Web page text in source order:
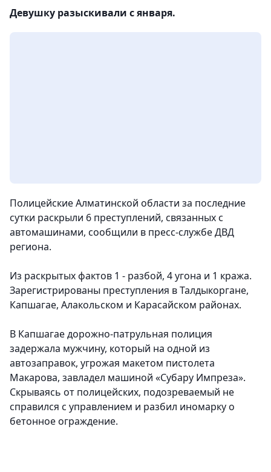
Девушку разыскивали с января.
Полицейские Алматинской области за последние
сутки раскрыли 6 преступлений, связанных с
автомашинами, сообщили в пресс-службе ДВД
региона.
Из раскрытых фактов 1 - разбой, 4 угона и 1 кража.
Зарегистрированы преступления в Талдыкоргане,
Капшагае, Алакольском и Карасайском районах.
В Капшагае дорожно-патрульная полиция
задержала мужчину, который на одной из
автозаправок, угрожая макетом пистолета
Макарова, завладел машиной «Субару Импреза».
Скрываясь от полицейских, подозреваемый не
справился с управлением и разбил иномарку о
бетонное ограждение.